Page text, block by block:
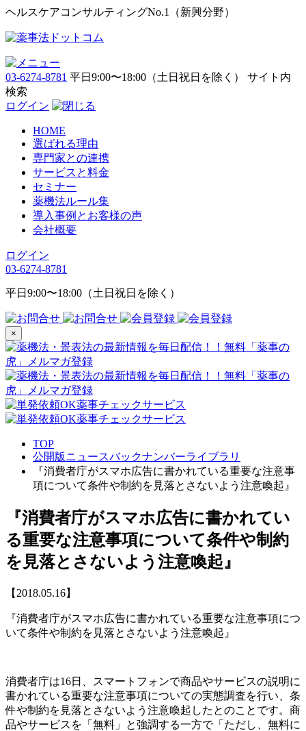
ヘルスケアコンサルティングNo.1（新興分野）
03-6274-8781 平日9:00〜18:00（土日祝日を除く）
サイト内
検索
ログイン
HOME
選ばれる理由
専門家との連携
サービスと料金
セミナー
薬機法ルール集
導入事例とお客様の声
会社概要
ログイン
03-6274-8781
平日9:00〜18:00（土日祝日を除く）
×
TOP
公開版ニュースバックナンバーライブラリ
『消費者庁がスマホ広告に書かれている重要な注意事
項について条件や制約を見落とさないよう注意喚起』
『消費者庁がスマホ広告に書かれてい
る重要な注意事項について条件や制約
を見落とさないよう注意喚起』
【2018.05.16】
『消費者庁がスマホ広告に書かれている重要な注意事項につ
いて条件や制約を見落とさないよう注意喚起』
消費者庁は16日、スマートフォンで商品やサービスの説明に
書かれている重要な注意事項についての実態調査を行い、条
件や制約を見落とさないよう注意喚起したとのことです。商
品やサービスを「無料」と強調する一方で「ただし、無料に